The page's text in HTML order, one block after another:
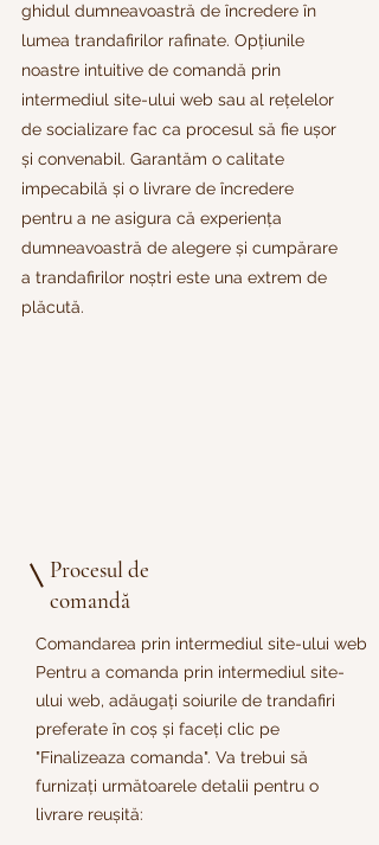
ghidul dumneavoastră de încredere în
lumea trandafirilor rafinate. Opțiunile
noastre intuitive de comandă prin
intermediul site-ului web sau al rețelelor
de socializare fac ca procesul să fie ușor
și convenabil. Garantăm o calitate
impecabilă și o livrare de încredere
pentru a ne asigura că experiența
dumneavoastră de alegere și cumpărare
a trandafirilor noștri este una extrem de
plăcută.
Procesul de
comandă
Comandarea prin intermediul site-ului web
Pentru a comanda prin intermediul site-
ului web, adăugați soiurile de trandafiri
preferate în coș și faceți clic pe
"Finalizeaza comanda". Va trebui să
furnizați următoarele detalii pentru o
livrare reușită: